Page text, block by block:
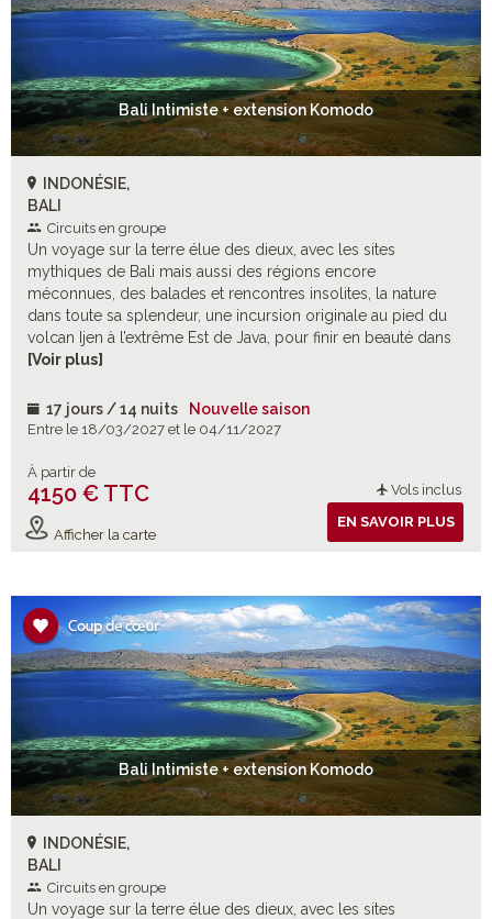
Bali Intimiste + extension Komodo
INDONÉSIE,
BALI
Circuits en groupe
Un voyage sur la terre élue des dieux, avec les sites
mythiques de Bali mais aussi des régions encore
méconnues, des balades et rencontres insolites, la nature
dans toute sa splendeur, une incursion originale au pied du
volcan Ijen à l’extrême Est de Java, pour finir en beauté dans
l’exceptionnel parc national de Komodo.
[Voir plus]
17 jours / 14 nuits Nouvelle saison
Entre le 18/03/2027 et le 04/11/2027
À partir de
4150 € TTC Vols inclus
Afficher la carte
EN SAVOIR PLUS
Bali Intimiste + extension Komodo
INDONÉSIE,
BALI
Circuits en groupe
Un voyage sur la terre élue des dieux, avec les sites